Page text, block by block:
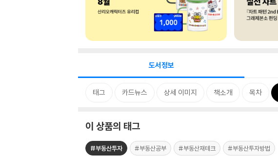
도서정보
태그 카드뉴스 상세 이미지 책소개 목차
이 상품의 태그
#부동산투자 #부동산공부 #부동산재테크 #부동산투자방법